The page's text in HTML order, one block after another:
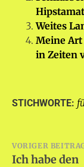
Weites
Meine
in Zeiten
STICHWORTE:
VORIGER
Ich habe den